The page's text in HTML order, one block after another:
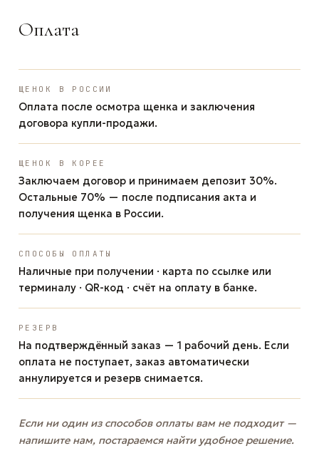
Оплата
ЩЕНОК В РОССИИ
Оплата после осмотра щенка и заключения
договора купли-продажи.
ЩЕНОК В КОРЕЕ
Заключаем договор и принимаем депозит 30%.
Остальные 70% — после подписания акта и
получения щенка в России.
СПОСОБЫ ОПЛАТЫ
Наличные при получении · карта по ссылке или
терминалу · QR-код · счёт на оплату в банке.
РЕЗЕРВ
На подтверждённый заказ — 1 рабочий день. Если
оплата не поступает, заказ автоматически
аннулируется и резерв снимается.
Если ни один из способов оплаты вам не подходит —
напишите нам, постараемся найти удобное решение.